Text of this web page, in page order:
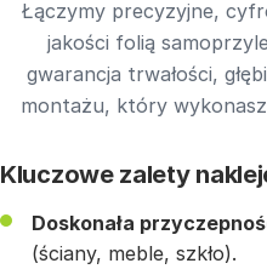
Łączymy precyzyjne,
jakości folią
gwarancja trwałości,
montażu, który
Kluczowe zalety
Doskonała
(ściany, meble, szkło).